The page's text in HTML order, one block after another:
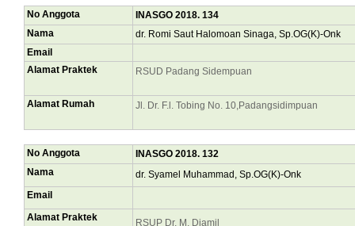
No Anggota
INASGO 2018. 134
Nama
dr. Romi Saut Halomoan Sinaga, Sp.OG(K)-Onk
Email
Alamat Praktek
RSUD Padang Sidempuan
Alamat Rumah Jl. Dr. F.l. Tobing No. 10,Padangsidimpuan
No Anggota
INASGO 2018. 132
Nama
dr. Syamel Muhammad, Sp.OG(K)-Onk
Email
Alamat Praktek
RSUP Dr. M. Djamil